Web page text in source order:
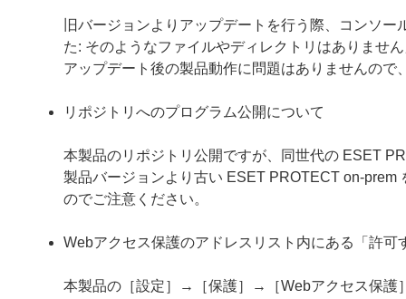
旧バージョンよりアップデートを行う際、コンソ
た: そのようなファイルやディレクトリはありませ
アップデート後の製品動作に問題はありませんので
リポジトリへのプログラム公開について
本製品のリポジトリ公開ですが、同世代の ESET
製品バージョンより古い ESET PROTECT on-
のでご注意ください。
Webアクセス保護のアドレスリスト内にある「許可
本製品の［設定］→［保護］→［Webアクセス保